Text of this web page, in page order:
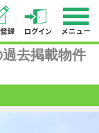
去掲載物件